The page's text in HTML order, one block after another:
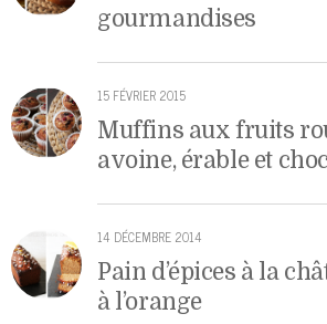
gourmandises
15 FÉVRIER 2015
Muffins aux fruits
avoine, érable et
14 DÉCEMBRE 2014
Pain d’épices à la
à l’orange